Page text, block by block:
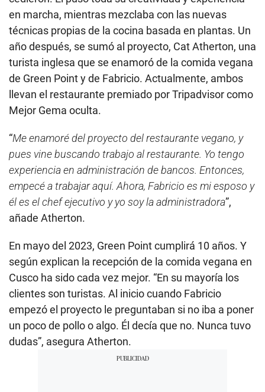
en marcha, mientras mezclaba con las nuevas
técnicas propias de la cocina basada en plantas. Un
año después, se sumó al proyecto, Cat Atherton, una
turista inglesa que se enamoró de la comida vegana
de Green Point y de Fabricio. Actualmente, ambos
llevan el restaurante premiado por Tripadvisor como
Mejor Gema oculta.
“Me enamoré del proyecto del restaurante vegano, y
pues vine buscando trabajo al restaurante. Yo tengo
experiencia en administración de bancos. Entonces,
empecé a trabajar aquí. Ahora, Fabricio es mi esposo y
él es el chef ejecutivo y yo soy la administradora”,
añade Atherton.
En mayo del 2023, Green Point cumplirá 10 años. Y
según explican la recepción de la comida vegana en
Cusco ha sido cada vez mejor. “En su mayoría los
clientes son turistas. Al inicio cuando Fabricio
empezó el proyecto le preguntaban si no iba a poner
un poco de pollo o algo. Él decía que no. Nunca tuvo
dudas”, asegura Atherton.